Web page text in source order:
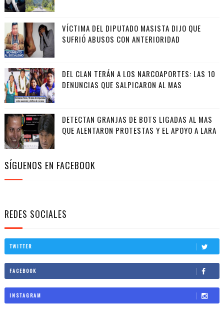
VÍCTIMA DEL DIPUTADO MASISTA DIJO QUE
SUFRIÓ ABUSOS CON ANTERIORIDAD
DEL CLAN TERÁN A LOS NARCOAPORTES: LAS 10
DENUNCIAS QUE SALPICARON AL MAS
DETECTAN GRANJAS DE BOTS LIGADAS AL MAS
QUE ALENTARON PROTESTAS Y EL APOYO A LARA
SÍGUENOS EN FACEBOOK
REDES SOCIALES
TWITTER
FACEBOOK
INSTAGRAM